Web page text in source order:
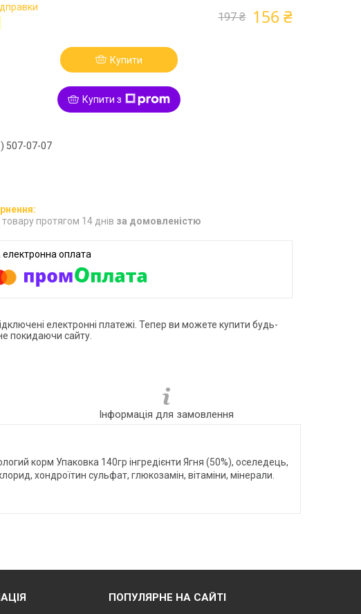
197 ₴ 156 ₴
Купити
Купити з
507-07-07
протягом 14 днів за домовленістю
електронні платежі. Тепер ви можете купити будь-
покидаючи сайту.
Інформація для замовлення
корм Упаковка 140гр інгредієнти Ягня (50%), оселедець,
хондроїтин сульфат, глюкозамін, вітаміни, мінерали.
ПОПУЛЯРНЕ НА САЙТІ